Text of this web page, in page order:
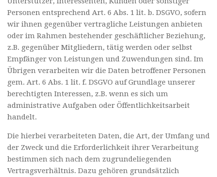
Personen entsprechend Art. 6 Abs. 1 lit. b. DSGVO, sofern
wir ihnen gegenüber vertragliche Leistungen anbieten
oder im Rahmen bestehender geschäftlicher Beziehung,
z.B. gegenüber Mitgliedern, tätig werden oder selbst
Empfänger von Leistungen und Zuwendungen sind. Im
Übrigen verarbeiten wir die Daten betroffener Personen
gem. Art. 6 Abs. 1 lit. f. DSGVO auf Grundlage unserer
berechtigten Interessen, z.B. wenn es sich um
administrative Aufgaben oder Öffentlichkeitsarbeit
handelt.
Die hierbei verarbeiteten Daten, die Art, der Umfang und
der Zweck und die Erforderlichkeit ihrer Verarbeitung
bestimmen sich nach dem zugrundeliegenden
Vertragsverhältnis. Dazu gehören grundsätzlich